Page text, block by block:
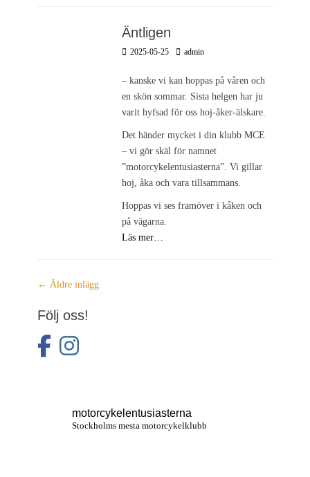
Äntligen
Postades
2025-05-25 Författare
admin
– kanske vi kan hoppas på våren och
en skön sommar. Sista helgen har ju
varit hyfsad för oss hoj-åker-älskare.
Det händer mycket i din klubb MCE
– vi gör skäl för namnet
”motorcykelentusiasterna”. Vi gillar
hoj, åka och vara tillsammans.
Hoppas vi ses framöver i kåken och
på vägarna.
Läs mer…
Inläggsnavigering
← Äldre inlägg
Följ oss!
facebook
instagram
motorcykelentusiasterna
Stockholms mesta motorcykelklubb